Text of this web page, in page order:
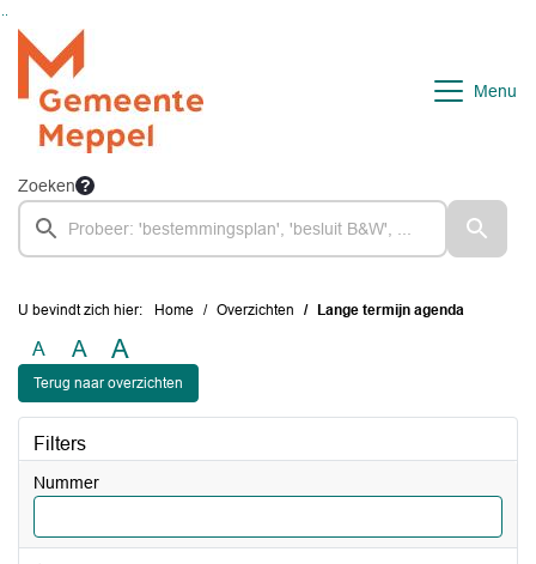
Ga naar de inhoud van deze pagina
Ga naar het zoeken
Ga naar het menu
Menu
Zoeken
U bevindt zich hier: Home Overzichten Lange termijn agenda
A A A
Terug naar overzichten
Filters
Nummer